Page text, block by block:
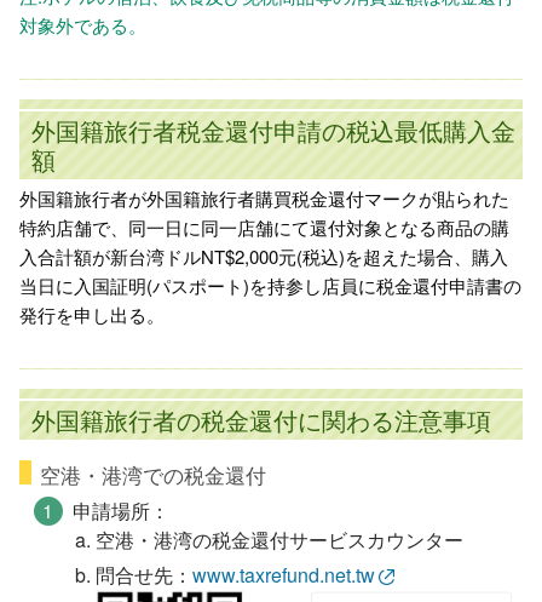
対象外である。
外国籍旅行者税金還付申請の税込最低購入金
額
外国籍旅行者が外国籍旅行者購買税金還付マークが貼られた
特約店舗で、同一日に同一店舗にて還付対象となる商品の購
入合計額が新台湾ドルNT$2,000元(税込)を超えた場合、購入
当日に入国証明(パスポート)を持参し店員に税金還付申請書の
発行を申し出る。
外国籍旅行者の税金還付に関わる注意事項
空港・港湾での税金還付
申請場所：
空港・港湾の税金還付サービスカウンター
問合せ先：www.taxrefund.net.tw